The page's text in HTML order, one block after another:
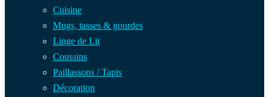
Cuisine
Mugs, tasses & gourdes
Linge de Lit
Coussins
Paillassons / Tapis
Décoration